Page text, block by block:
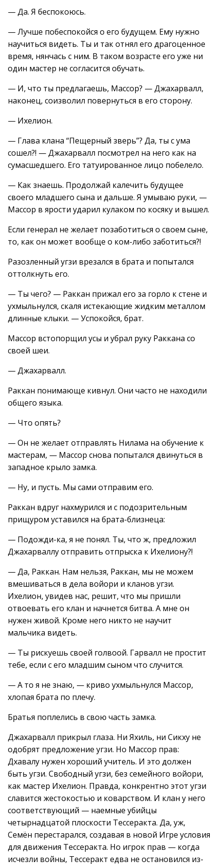
— Да. Я беспокоюсь.
— Лучше побеспокойся о его будущем. Ему нужно
научиться видеть. Ты и так отнял его драгоценное
время, нянчась с ним. В таком возрасте его уже ни
один мастер не согласится обучать.
— И, что ты предлагаешь, Массор? — Джахарвалл,
наконец, соизволил повернуться в его сторону.
— Ихелион.
— Глава клана “Пещерный зверь”? Да, ты с ума
сошел?! — Джахарвалл посмотрел на него как на
сумасшедшего. Его татуированное лицо побелело.
— Как знаешь. Продолжай калечить будущее
своего младшего сына и дальше. Я умываю руки, —
Массор в ярости ударил кулаком по косяку и вышел.
Если генерал не желает позаботиться о своем сыне,
то, как он может вообще о ком-либо заботиться?!
Разозленный угзи врезался в брата и попытался
оттолкнуть его.
— Ты чего? — Раккан прижал его за горло к стене и
ухмыльнулся, скаля истекающие жидким металлом
длинные клыки. — Успокойся, брат.
Массор встопорщил усы и убрал руку Раккана со
своей шеи.
— Джахарвалл.
Раккан понимающе кивнул. Они часто не находили
общего языка.
— Что опять?
— Он не желает отправлять Нилама на обучение к
мастерам, — Массор снова попытался двинуться в
западное крыло замка.
— Ну, и пусть. Мы сами отправим его.
Раккан вдруг нахмурился и с подозрительным
прищуром уставился на брата-близнеца:
— Подожди-ка, я не понял. Ты, что ж, предложил
Джахарваллу отправить отпрыска к Ихелиону?!
— Да, Раккан. Нам нельзя, Раккан, мы не можем
вмешиваться в дела войори и кланов угзи.
Ихелион, увидев нас, решит, что мы пришли
отвоевать его клан и начнется битва. А мне он
нужен живой. Кроме него никто не научит
мальчика видеть.
— Ты рискуешь своей голвоой. Гарвалл не простит
тебе, если с его младшим сыном что случится.
— А то я не знаю, — криво ухмыльнулся Массор,
хлопая брата по плечу.
Братья поплелись в свою часть замка.
Джахарвалл прикрыл глаза. Ни Яхиль, ни Сикху не
одобрят предложение угзи. Но Массор прав:
Дхавалу нужен хороший учитель. И это должен
быть угзи. Свободный угзи, без семейного войори,
как мастер Ихелион. Правда, конкрентно этот угзи
славится жестокостью и коварством. И клан у него
соответствующий — наемные убийцы
четырнадцатой плоскости Тессеракта. Да, уж,
Семён перестарался, создавая в новой Игре условия
для движения Тессеракта. Но игрок прав — когда
исчезли войны, Тессеракт едва не остановился из-